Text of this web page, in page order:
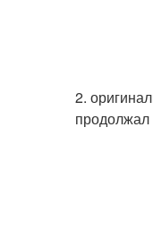
2.
продолжал